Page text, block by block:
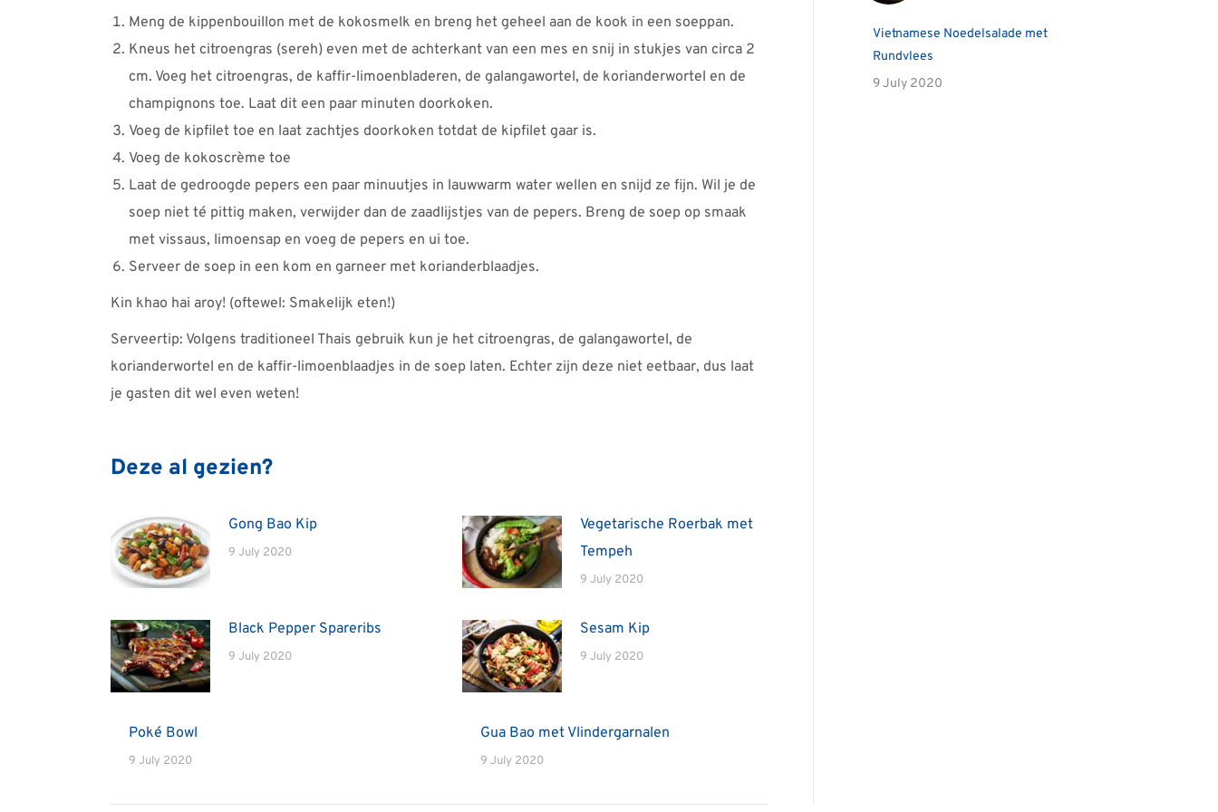
Meng de kippenbouillon met de kokosmelk en breng het geheel aan de kook in een soeppan.
Kneus het citroengras (sereh) even met de achterkant van een mes en snij in stukjes van circa 2
cm. Voeg het citroengras, de kaffir-limoenbladeren, de galangawortel, de korianderwortel en de
champignons toe. Laat dit een paar minuten doorkoken.
Voeg de kipfilet toe en laat zachtjes doorkoken totdat de kipfilet gaar is.
Voeg de kokoscrème toe
Laat de gedroogde pepers een paar minuutjes in lauwwarm water wellen en snijd ze fijn. Wil je de
soep niet té pittig maken, verwijder dan de zaadlijstjes van de pepers. Breng de soep op smaak
met vissaus, limoensap en voeg de pepers en ui toe.
Serveer de soep in een kom en garneer met korianderblaadjes.
Kin khao hai aroy! (oftewel: Smakelijk eten!)
Serveertip: Volgens traditioneel Thais gebruik kun je het citroengras, de galangawortel, de
korianderwortel en de kaffir-limoenblaadjes in de soep laten. Echter zijn deze niet eetbaar, dus laat
je gasten dit wel even weten!
Deze al gezien?
Gong Bao Kip
9 July 2020
Vegetarische Roerbak met
Tempeh
9 July 2020
Black Pepper Spareribs
9 July 2020
Sesam Kip
9 July 2020
Poké Bowl
9 July 2020
Gua Bao met Vlindergarnalen
9 July 2020
Vietnamese Noedelsalade met
Rundvlees
9 July 2020